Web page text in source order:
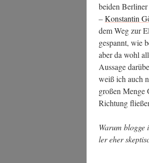
bei­den
–Kon­stan­tin
dem Weg zur
gespannt, wie
aber da wohl
Aus­sa­ge
weiß ich auch
gro­ßen Men­ge
Rich­tung
War­um blog­ge
ler eher